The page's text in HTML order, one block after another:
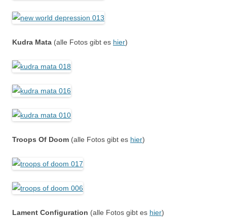
Kudra Mata (alle Fotos gibt es hier)
Troops Of Doom (alle Fotos gibt es hier)
Lament Configuration (alle Fotos gibt es hier)